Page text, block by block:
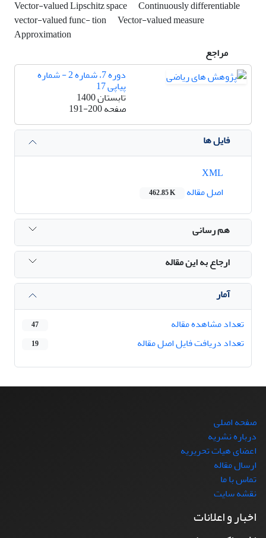
Vector-valued Lipschitz space
Continuously differentiable
vector-valued func- tion
Vector-valued measure
Approximation
مراجع
دوره 7، شماره 2 - شماره
پیاپی 17
تابستان 1400
صفحه191-200
فایل ها
اصل مقاله
462.85 K
هم رسانی
ارجاع به این مقاله
آمار
تعداد مشاهده مقاله
47
تعداد دریافت فایل اصل مقاله 19
صفحه اصلی
درباره نشریه
اعضای هیات تحریریه
ارسال مقاله
تماس با ما
نقشه سایت
اخبار و اعلانات